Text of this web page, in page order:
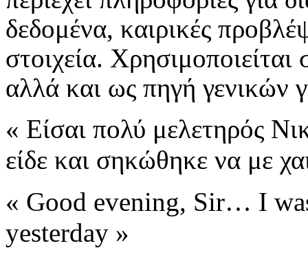
δεδομένα, καιρικές
στοιχεία.
αλλά και ως πηγή γενικών
« Είσαι πολύ μελετηρός
είδε και σηκώθηκε να με
« Good evening, Sir… I
yesterday »